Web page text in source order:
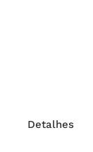
Detalhes